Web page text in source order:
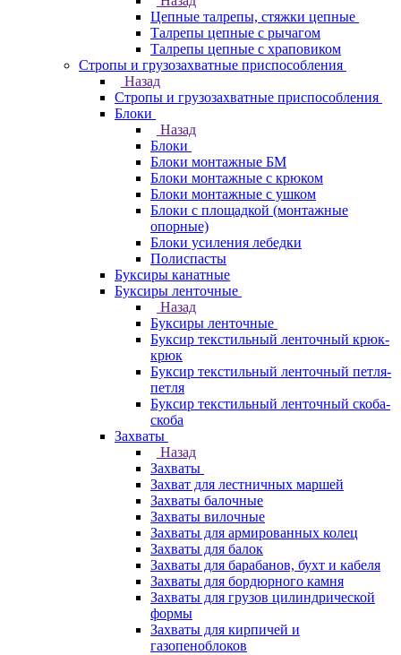
Цепные талрепы, стяжки цепные
Талрепы цепные с рычагом
Талрепы цепные с храповиком
Стропы и грузозахватные приспособления
Назад
Стропы и грузозахватные приспособления
Блоки
Назад
Блоки
Блоки монтажные БМ
Блоки монтажные с крюком
Блоки монтажные с ушком
Блоки с площадкой (монтажные
опорные)
Блоки усиления лебедки
Полиспасты
Буксиры канатные
Буксиры ленточные
Назад
Буксиры ленточные
Буксир текстильный ленточный крюк-
крюк
Буксир текстильный ленточный петля-
петля
Буксир текстильный ленточный скоба-
скоба
Захваты
Назад
Захваты
Захват для лестничных маршей
Захваты балочные
Захваты вилочные
Захваты для армированных колец
Захваты для балок
Захваты для барабанов, бухт и кабеля
Захваты для бордюрного камня
Захваты для грузов цилиндрической
формы
Захваты для кирпичей и
газопеноблоков